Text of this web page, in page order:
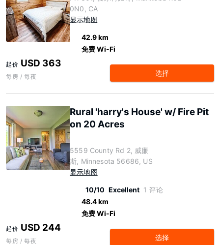
0N0, CA
显示地图
42.9 km
免费 Wi-Fi
起价 USD 363
每房 / 每夜 选择
Rural 'harry's House' w/ Fire Pit
on 20 Acres
5559 County Rd 2, 威廉
斯, Minnesota 56686, US
显示地图
10/10 Excellent 1 评论
48.4 km
免费 Wi-Fi
起价 USD 244
每房 / 每夜 选择